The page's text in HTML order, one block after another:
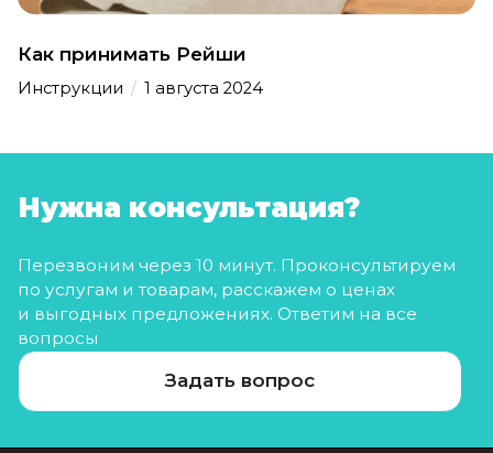
Как принимать Рейши
Инструкции / 1 августа 2024
Нужна консультация?
Перезвоним через 10 минут. Проконсультируем
по услугам и товарам, расскажем о ценах
и выгодных предложениях. Ответим на все
вопросы
Задать вопрос